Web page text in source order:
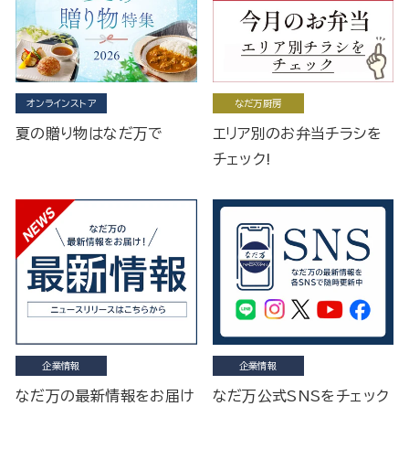
オンラインストア
夏の贈り物はなだ万で
なだ万厨房
エリア別のお弁当チラシを
チェック!
企業情報
なだ万の最新情報をお届け
企業情報
なだ万公式SNSをチェック